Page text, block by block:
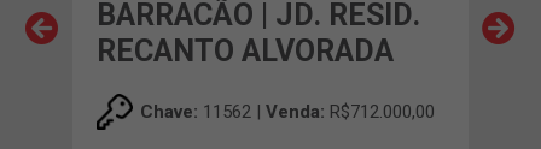
BARRACÃO | JD. RESID.
RECANTO ALVORADA
Chave: 11562 | Venda: R$712.000,00